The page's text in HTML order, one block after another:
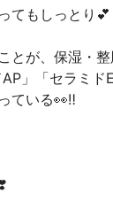
てもしっとり💕
とが、保湿・
」「セラミド
ている👀‼️